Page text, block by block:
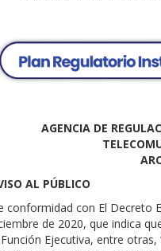
AGENCIA DE
AL PÚBLICO
conformidad con El Decreto
de 2020, que indica
Ejecutiva, entre otras,